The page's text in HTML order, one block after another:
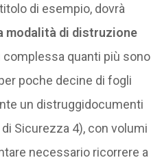
di esempio, dovrà
modalità di distruzione
quanti più sono
poche decine di fogli
un distruggidocumenti
Sicurezza 4), con volumi
necessario ricorrere a